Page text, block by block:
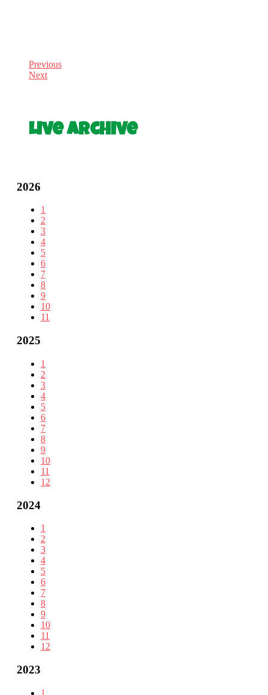
Previous
Next
Live Archive
2026
1
2
3
4
5
6
7
8
9
10
11
2025
1
2
3
4
5
6
7
8
9
10
11
12
2024
1
2
3
4
5
6
7
8
9
10
11
12
2023
1